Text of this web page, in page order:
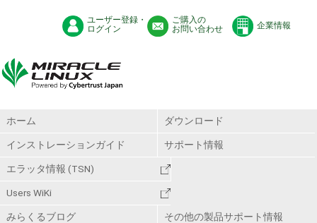
ユーザー登録・
ログイン
ご購入の
お問い合わせ
企業情報
ホーム ダウンロード
インストレーションガイド サポート情報
エラッタ情報 (TSN)
Users WiKi
みらくるブログ その他の製品サポート情報